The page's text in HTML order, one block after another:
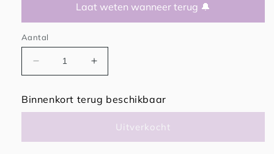
Laat weten wanneer terug 🔔
Aantal
Aantal
verlagen
Yookidoo
Spray
Aantal
verhogen
Yookidoo
Freddy
Spray
Binnenkort terug beschikbaar
Uitverkocht